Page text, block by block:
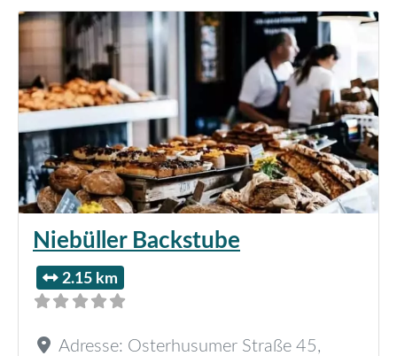
Niebüller Backstube
2.15 km
Adresse: Osterhusumer Straße 45,